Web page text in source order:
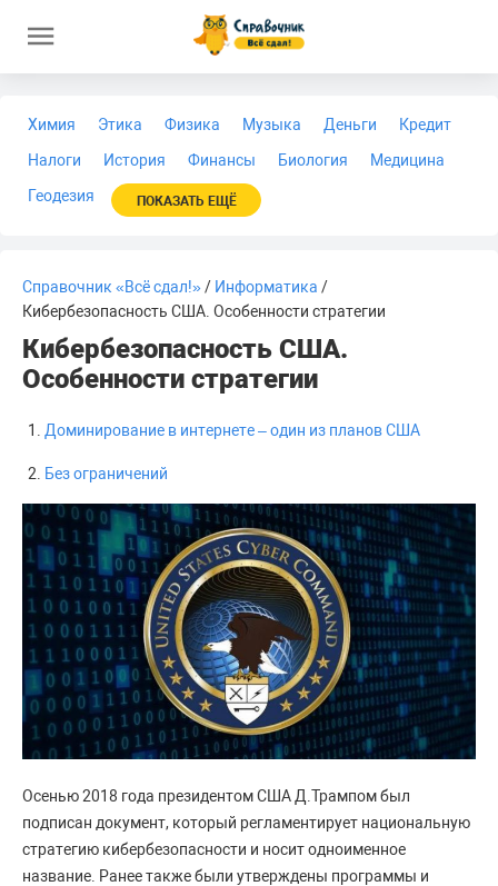
Химия Этика Физика Музыка Деньги
Кредит
Налоги
История Финансы Биология
Медицина
Геодезия
ПОКАЗАТЬ ЕЩЁ
Справочник «Всё сдал!»/ Информатика /
Кибербезопасность США. Особенности стратегии
Кибербезопасность США.
Особенности стратегии
Доминирование в интернете – один из планов США
Без ограничений
Осенью 2018 года президентом США Д.Трампом был
подписан документ, который регламентирует национальную
стратегию кибербезопасности и носит одноименное
название. Ранее также были утверждены программы и